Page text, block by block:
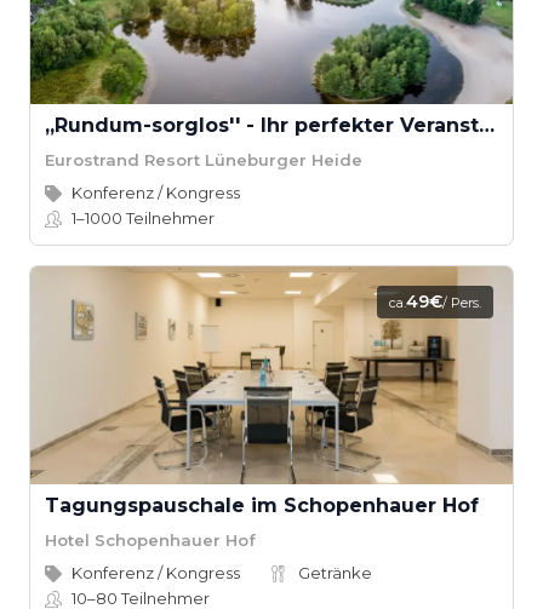
,,Rundum-sorglos'' - Ihr perfekter Veranstaltungstag
Eurostrand Resort Lüneburger Heide
Konferenz / Kongress
1–1000Teilnehmer
ca.49€/ Pers.
Tagungspauschale im Schopenhauer Hof
Hotel Schopenhauer Hof
Konferenz / Kongress
Getränke
10–80Teilnehmer